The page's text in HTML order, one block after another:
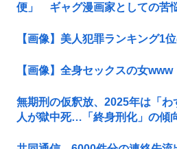
便」 ギャグ漫画家としての苦
【画像】美人犯罪ランキング1
【画像】全身セックスの女www
無期刑の仮釈放、2025年は「
人が獄中死…「終身刑化」の傾